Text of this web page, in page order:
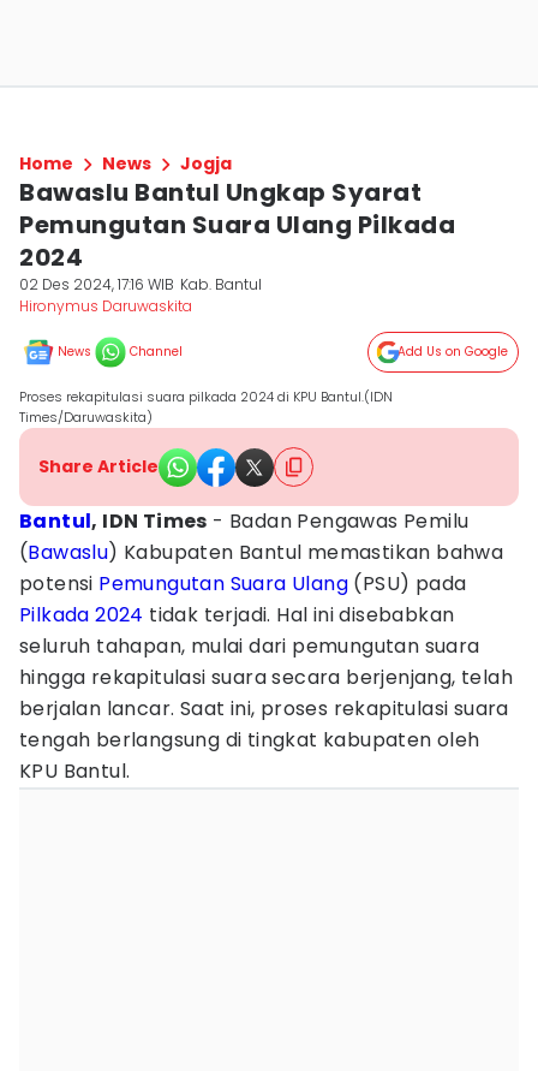
Home News Jogja
Bawaslu Bantul Ungkap Syarat
Pemungutan Suara Ulang Pilkada
2024
02 Des 2024, 17:16 WIB Kab. Bantul
Hironymus Daruwaskita
News Channel Add Us on Google
Proses rekapitulasi suara pilkada 2024 di KPU Bantul.(IDN
Times/Daruwaskita)
Share Article
Bantul, IDN Times - Badan Pengawas Pemilu
(Bawaslu) Kabupaten Bantul memastikan bahwa
potensi Pemungutan Suara Ulang (PSU) pada
Pilkada 2024 tidak terjadi. Hal ini disebabkan
seluruh tahapan, mulai dari pemungutan suara
hingga rekapitulasi suara secara berjenjang, telah
berjalan lancar. Saat ini, proses rekapitulasi suara
tengah berlangsung di tingkat kabupaten oleh
KPU Bantul.